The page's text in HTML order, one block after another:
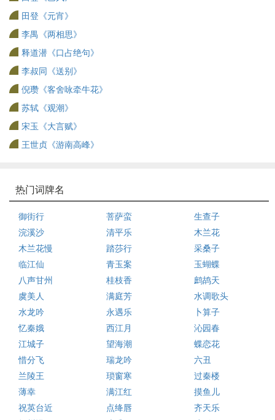
田登《元宵》
李禺《两相思》
释道潜《口占绝句》
李叔同《送别》
倪瓒《客舍咏牵牛花》
苏轼《观潮》
宋玉《大言赋》
王世贞《游南高峰》
热门词牌名
御街行 菩萨蛮
生查子
浣溪沙
清平乐
木兰花
木兰花慢
踏莎行
采桑子
临江仙
青玉案
玉蝴蝶
八声甘州
桂枝香
鹧鸪天
虞美人
满庭芳
水调歌头
水龙吟
永遇乐
卜算子
忆秦娥
西江月
沁园春
江城子
望海潮
蝶恋花
惜分飞
瑞龙吟
六丑
兰陵王
琐窗寒
过秦楼
薄幸
满江红
摸鱼儿
祝英台近
点绛唇
齐天乐